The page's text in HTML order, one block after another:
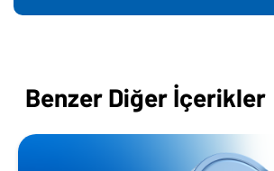
Benzer Diğer İçerikler